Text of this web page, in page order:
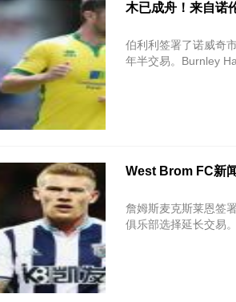
木已成舟！来自诺
伯利利签署了诺威奇
年半交易。Burnley
West Brom FC新
詹姆斯麦克斯莱恩签
俱乐部选择延长交易